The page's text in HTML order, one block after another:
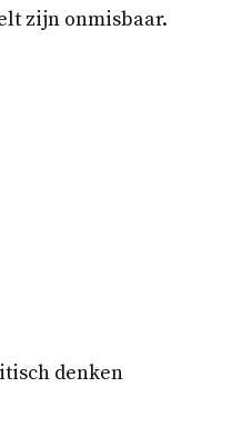
zijn onmisbaar.
denken